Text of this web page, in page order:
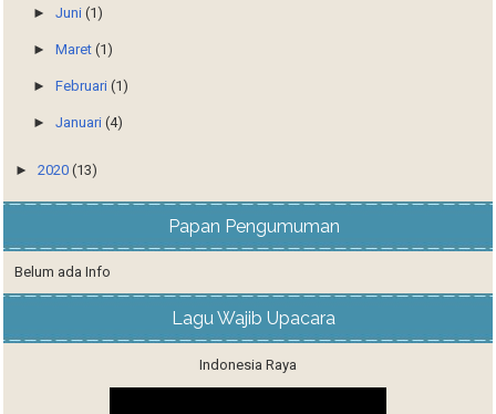
►Juni(1)
►Maret(1)
►Februari(1)
►Januari(4)
►2020(13)
Papan Pengumuman
Belum ada Info
Lagu Wajib Upacara
Indonesia Raya